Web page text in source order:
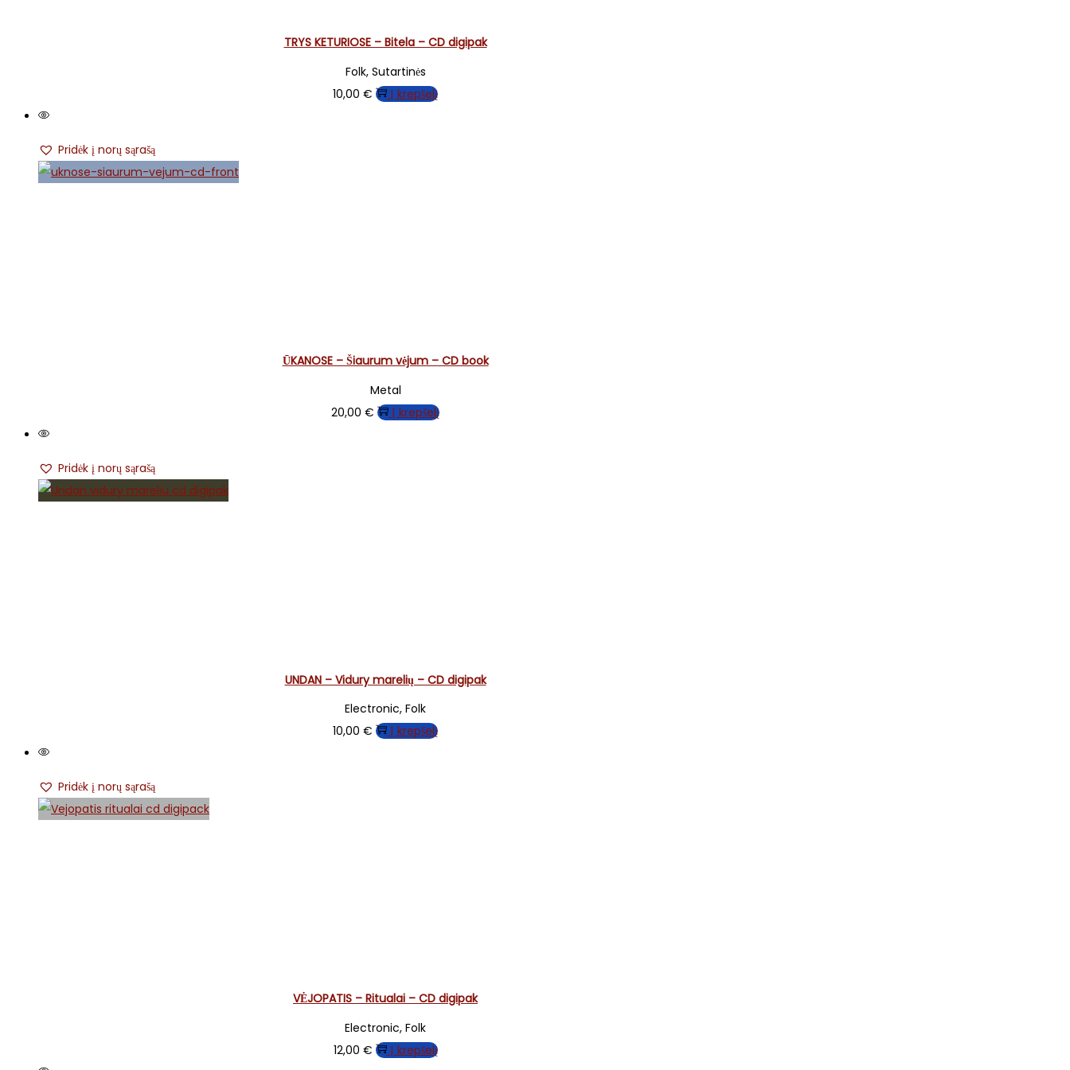
product
TRYS KETURIOSE – Bitela – CD digipak
Folk, Sutartinės
10,00 € Į krepšelį
Pridėk į norų sąrašą
ŪKANOSE – Šiaurum vėjum – CD book
Metal
20,00 € Į krepšelį
Pridėk į norų sąrašą
UNDAN – Vidury marelių – CD digipak
Electronic, Folk
10,00 € Į krepšelį
Pridėk į norų sąrašą
VĖJOPATIS – Ritualai – CD digipak
Electronic, Folk
12,00 € Į krepšelį